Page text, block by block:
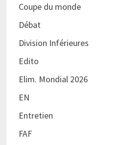
Coupe du monde
Débat
Division Inférieures
Edito
Elim. Mondial 2026
EN
Entretien
FAF